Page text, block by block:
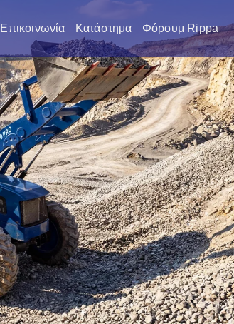
Επικοινωνία Κατάστημα Φόρουμ Rippa